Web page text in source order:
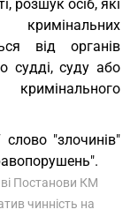
розшук осіб, які
від органів
судді, суду або
"злочинів"
Постанови КМ
чинність на